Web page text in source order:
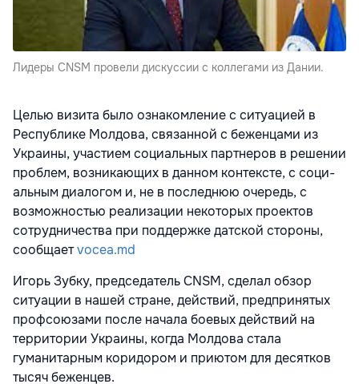
Лидеры CNSM провели дискуссии с коллегами из Дании.
Целью визита было ознакомление с ситуацией в
Республике Молдова, свя­занной с беженцами из
Украины, участием социальных партнеров в решении
проблем, возникающих в данном контексте, с соци­
альным диалогом и, не в последнюю оче­редь, с
возможностью реализации неко­торых проектов
сотрудничества при поддержке датской стороны,
сообщаетvocea.md
Игорь Зубку, председатель CNSM, сделал обзор
ситуации в нашей стране, действий, предпринятых
профсоюзами после начала боевых действий на
территории Украины, когда Молдова стала
гуманитарным коридором и приютом для десятков
тысяч беженцев.